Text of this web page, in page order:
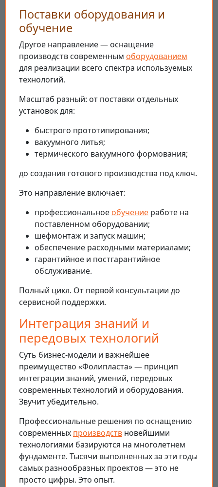
Поставки оборудования и
обучение
Другое направление — оснащение
производств современным оборудованием
для реализации всего спектра используемых
технологий.
Масштаб разный: от поставки отдельных
установок для:
быстрого прототипирования;
вакуумного литья;
термического вакуумного формования;
до создания готового производства под ключ.
Это направление включает:
профессиональное обучение работе на
поставленном оборудовании;
шефмонтаж и запуск машин;
обеспечение расходными материалами;
гарантийное и постгарантийное
обслуживание.
Полный цикл. От первой консультации до
сервисной поддержки.
Интеграция знаний и
передовых технологий
Суть бизнес-модели и важнейшее
преимущество «Фолипласта» — принцип
интеграции знаний, умений, передовых
современных технологий и оборудования.
Звучит убедительно.
Профессиональные решения по оснащению
современных производств новейшими
технологиями базируются на многолетнем
фундаменте. Тысячи выполненных за эти годы
самых разнообразных проектов — это не
просто цифры. Это опыт.